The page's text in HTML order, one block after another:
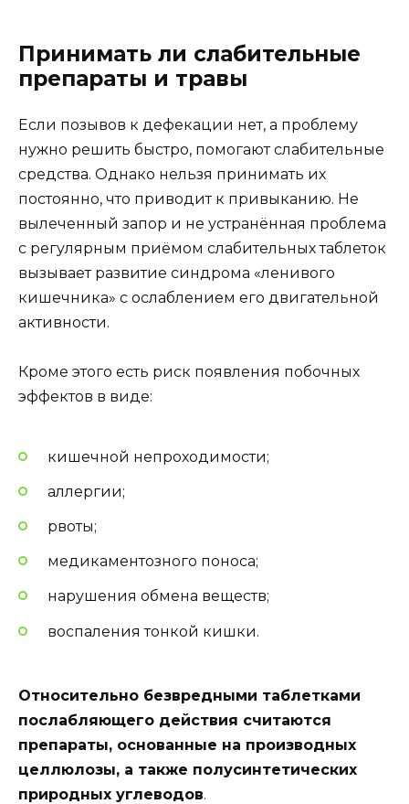
Принимать ли слабительные
препараты и травы
Если позывов к дефекации нет, а проблему
нужно решить быстро, помогают слабительные
средства. Однако нельзя принимать их
постоянно, что приводит к привыканию. Не
вылеченный запор и не устранённая проблема
с регулярным приёмом слабительных таблеток
вызывает развитие синдрома «ленивого
кишечника» с ослаблением его двигательной
активности.
Кроме этого есть риск появления побочных
эффектов в виде:
кишечной непроходимости;
аллергии;
рвоты;
медикаментозного поноса;
нарушения обмена веществ;
воспаления тонкой кишки.
Относительно безвредными таблетками
послабляющего действия считаются
препараты, основанные на производных
целлюлозы, а также полусинтетических
природных углеводов.